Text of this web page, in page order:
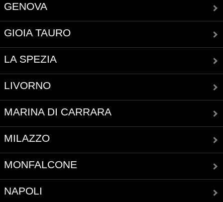
GENOVA
GIOIA TAURO
LA SPEZIA
LIVORNO
MARINA DI CARRARA
MILAZZO
MONFALCONE
NAPOLI